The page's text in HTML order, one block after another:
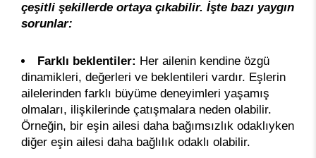
çeşitli şekillerde ortaya çıkabilir. İşte bazı yaygın
sorunlar:
Farklı beklentiler: Her ailenin kendine özgü
dinamikleri, değerleri ve beklentileri vardır. Eşlerin
ailelerinden farklı büyüme deneyimleri yaşamış
olmaları, ilişkilerinde çatışmalara neden olabilir.
Örneğin, bir eşin ailesi daha bağımsızlık odaklıyken
diğer eşin ailesi daha bağlılık odaklı olabilir.